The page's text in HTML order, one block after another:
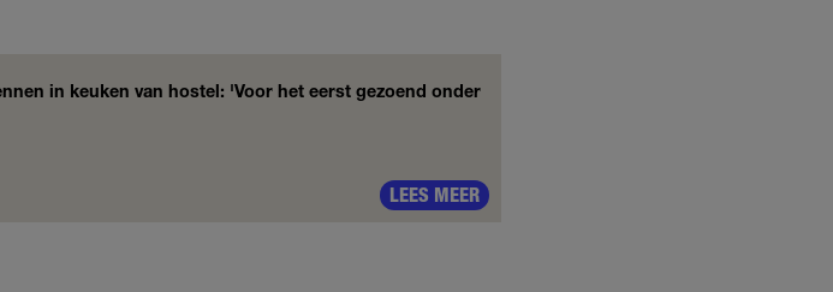
in keuken van hostel: 'Voor het eerst gezoend onder
LEES MEER